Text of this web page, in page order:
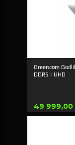
Greencom
DDR5 | UHD
Pris
49 999,00